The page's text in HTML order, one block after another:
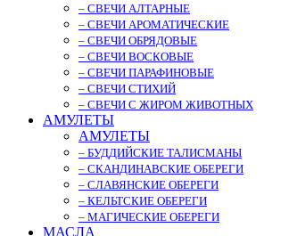
– СВЕЧИ АЛТАРНЫЕ
– СВЕЧИ АРОМАТИЧЕСКИЕ
– СВЕЧИ ОБРЯДОВЫЕ
– СВЕЧИ ВОСКОВЫЕ
– СВЕЧИ ПАРАФИНОВЫЕ
– СВЕЧИ СТИХИЙ
– СВЕЧИ С ЖИРОМ ЖИВОТНЫХ
АМУЛЕТЫ
АМУЛЕТЫ
– БУДДИЙСКИЕ ТАЛИСМАНЫ
– СКАНДИНАВСКИЕ ОБЕРЕГИ
– СЛАВЯНСКИЕ ОБЕРЕГИ
– КЕЛЬТСКИЕ ОБЕРЕГИ
– МАГИЧЕСКИЕ ОБЕРЕГИ
МАСЛА